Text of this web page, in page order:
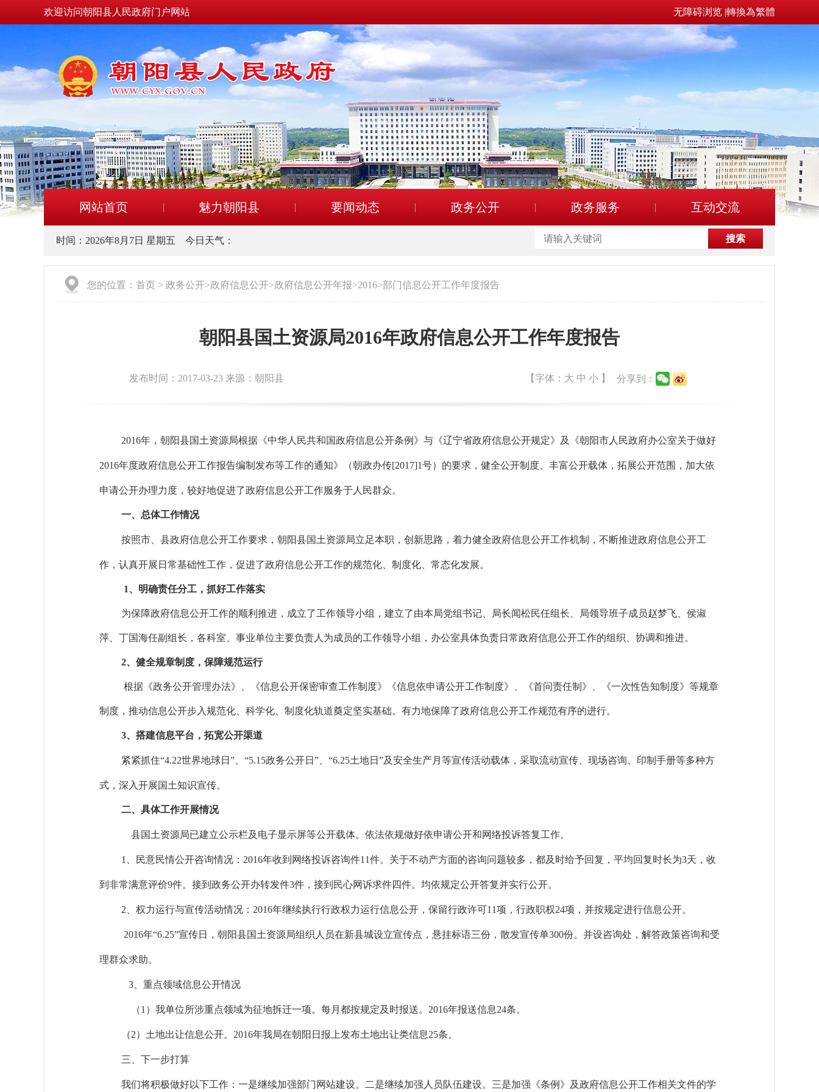
欢迎访问朝阳县人民政府门户网站 无障碍浏览 |轉換為繁體
网站首页 魅力朝阳县 要闻动态 政务公开 政务服务 互动交流
时间： 2026年8月7日 星期五 今日天气：
您的位置： 首页 > 政务公开>政府信息公开>政府信息公开年报>2016>部门信息公开工作年度报告
朝阳县国土资源局2016年政府信息公开工作年度报告
发布时间：2017-03-23 来源：朝阳县 【字体： 大 中 小 】 分享到：
2016年，朝阳县国土资源局根据《中华人民共和国政府信息公开条例》与《辽宁省政府信息公开规定》及《朝阳市人民政府办公室关于做好
2016年度政府信息公开工作报告编制发布等工作的通知》（朝政办传[2017]1号）的要求，健全公开制度、丰富公开载体，拓展公开范围，加大依
申请公开办理力度，较好地促进了政府信息公开工作服务于人民群众。
一、总体工作情况
按照市、县政府信息公开工作要求，朝阳县国土资源局立足本职，创新思路，着力健全政府信息公开工作机制，不断推进政府信息公开工
作，认真开展日常基础性工作，促进了政府信息公开工作的规范化、制度化、常态化发展。
1、明确责任分工，抓好工作落实
为保障政府信息公开工作的顺利推进，成立了工作领导小组，建立了由本局党组书记、局长闻松民任组长、局领导班子成员赵梦飞、侯淑
萍、丁国海任副组长，各科室、事业单位主要负责人为成员的工作领导小组，办公室具体负责日常政府信息公开工作的组织、协调和推进。
2、健全规章制度，保障规范运行
根据《政务公开管理办法》、《信息公开保密审查工作制度》《信息依申请公开工作制度》、《首问责任制》、《一次性告知制度》等规章
制度，推动信息公开步入规范化、科学化、制度化轨道奠定坚实基础。有力地保障了政府信息公开工作规范有序的进行。
3、搭建信息平台，拓宽公开渠道
紧紧抓住“4.22世界地球日”、“5.15政务公开日”、“6.25土地日”及安全生产月等宣传活动载体，采取流动宣传、现场咨询、印制手册等多种方
式，深入开展国土知识宣传。
二、具体工作开展情况
县国土资源局已建立公示栏及电子显示屏等公开载体。依法依规做好依申请公开和网络投诉答复工作。
1 、民意民情公开咨询情况： 2016年收到网络投诉咨询件11件。关于不动产方面的咨询问题较多，都及时给予回复，平均回复时长为3天，收
到非常满意评价9件。接到政务公开办转发件3件，接到民心网诉求件四件。均依规定公开答复并实行公开。
2 、权力运行与宣传活动情况： 2016年继续执行行政权力运行信息公开，保留行政许可11项，行政职权24项，并按规定进行信息公开。
2016年“6.25”宣传日，朝阳县国土资源局组织人员在新县城设立宣传点，悬挂标语三份，散发宣传单300份。并设咨询处，解答政策咨询和受
理群众求助。
3 、重点领域信息公开情况
（1 ）我单位所涉重点领域为征地拆迁一项。每月都按规定及时报送。 2016年报送信息24条。
（2）土地出让信息公开。 2016年我局在朝阳日报上发布土地出让类信息25条。
三、下一步打算
我们将积极做好以下工作：一是继续加强部门网站建设。二是继续加强人员队伍建设。三是加强《条例》及政府信息公开工作相关文件的学